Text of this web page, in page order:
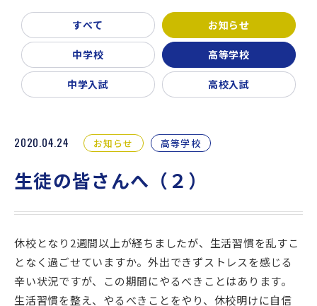
お問い合わせ・資料請求
ご利用ガイド
リンク集
すべて お知らせ
中学校 高等学校
中学入試 高校入試
2020.04.24 お知らせ 高等学校
生徒の皆さんへ（２）
休校となり2週間以上が経ちましたが、生活習慣を乱すこ
となく過ごせていますか。外出できずストレスを感じる
辛い状況ですが、この期間にやるべきことはあります。
生活習慣を整え、やるべきことをやり、休校明けに自信